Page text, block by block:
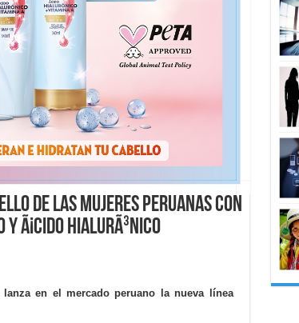
de las mujeres peruanas con
y Ã¡cido hialurÃ³nico
en el mercado peruano la nueva línea